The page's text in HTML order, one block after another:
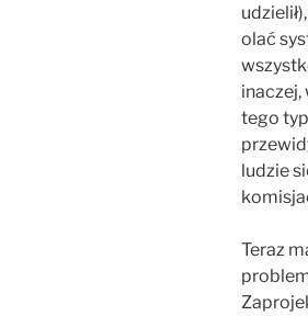
olać
inaczej,
tego
ludzie
Teraz